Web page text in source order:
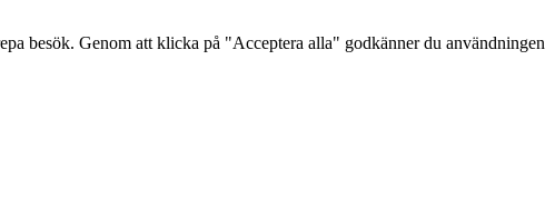
besök. Genom att klicka på "Acceptera alla" godkänner du användningen